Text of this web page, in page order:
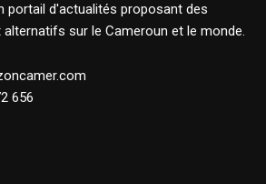
portail d'actualités proposant des
sur le Cameroun et le monde.
656